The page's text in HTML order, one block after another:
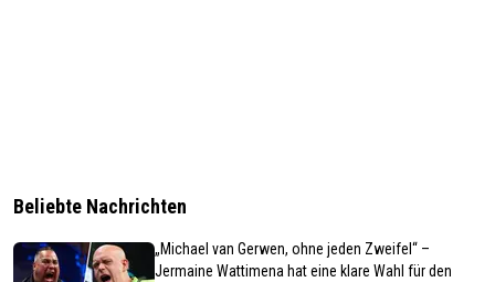
Beliebte Nachrichten
„Michael van Gerwen, ohne jeden Zweifel“ –
Jermaine Wattimena hat eine klare Wahl für den